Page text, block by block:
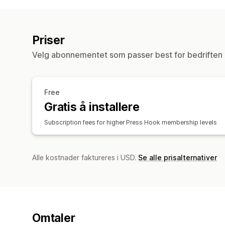
Priser
Velg abonnementet som passer best for bedriften
Free
Gratis å installere
Subscription fees for higher Press Hook membership levels
Alle kostnader faktureres i USD. Se alle prisalternativer
Omtaler